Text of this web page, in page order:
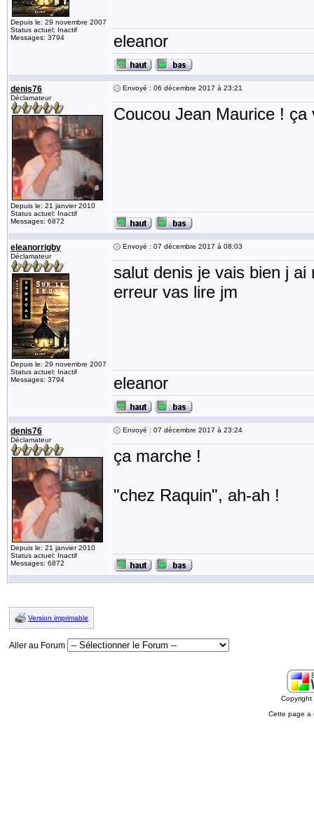
Depuis le: 29 novembre 2007
Status actuel: Inactif
Messages: 3794
eleanor
denis76
Déclamateur
Depuis le: 21 janvier 2010
Status actuel: Inactif
Messages: 6872
Envoyé : 06 décembre 2017 à 23:21
Coucou Jean Maurice ! ça
eleanorrigby
Déclamateur
Depuis le: 29 novembre 2007
Status actuel: Inactif
Messages: 3794
Envoyé : 07 décembre 2017 à 08:03
salut denis je vais bien j
erreur vas lire jm
eleanor
denis76
Déclamateur
Depuis le: 21 janvier 2010
Status actuel: Inactif
Messages: 6872
Envoyé : 07 décembre 2017 à 23:24
ça marche !
"chez Raquin", ah-ah !
Version imprimable
Aller au Forum
Cette page a